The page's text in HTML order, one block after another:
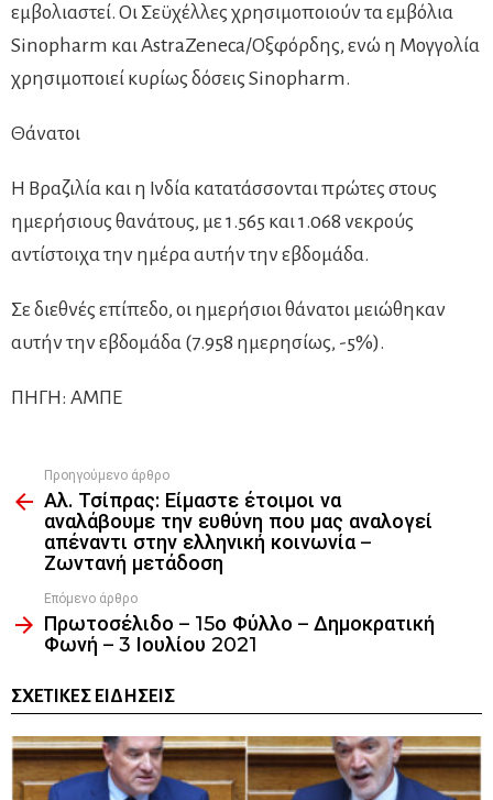
εμβολιαστεί. Οι Σεϋχέλλες χρησιμοποιούν τα εμβόλια
Sinopharm και AstraZeneca/Οξφόρδης, ενώ η Μογγολία
χρησιμοποιεί κυρίως δόσεις Sinopharm.
Θάνατοι
Η Βραζιλία και η Ινδία κατατάσσονται πρώτες στους
ημερήσιους θανάτους, με 1.565 και 1.068 νεκρούς
αντίστοιχα την ημέρα αυτήν την εβδομάδα.
Σε διεθνές επίπεδο, οι ημερήσιοι θάνατοι μειώθηκαν
αυτήν την εβδομάδα (7.958 ημερησίως, -5%).
ΠΗΓΗ: ΑΜΠΕ
more
Προηγούμενο άρθρο
Αλ. Τσίπρας: Είμαστε έτοιμοι να
αναλάβουμε την ευθύνη που μας αναλογεί
απέναντι στην ελληνική κοινωνία –
Ζωντανή μετάδοση
Επόμενο άρθρο
Πρωτοσέλιδο – 15ο Φύλλο – Δημοκρατική
Φωνή – 3 Ιουλίου 2021
ΣΧΕΤΙΚΈΣ ΕΙΔΉΣΕΙΣ